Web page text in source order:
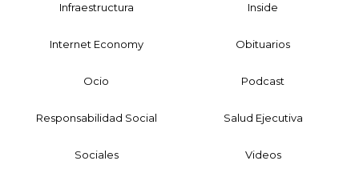
Infraestructura Inside
Internet Economy Obituarios
Ocio Podcast
Responsabilidad Social Salud Ejecutiva
Sociales Videos